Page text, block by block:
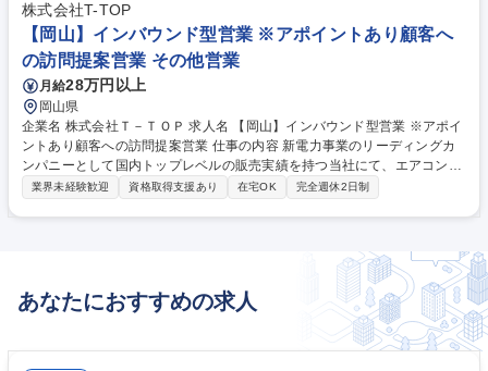
制度を導入しています。 募集職種 【岡山】提案営業 ◎成果が評価に直結
するので早期に年収1000万円目指せる環境
株式会社T-TOP
【岡山】インバウンド型営業 ※アポイントあり顧客へ
の訪問提案営業 その他営業
月給28万円以上
岡山県
企業名 株式会社Ｔ－ＴＯＰ 求人名 【岡山】インバウンド型営業 ※アポイ
ントあり顧客への訪問提案営業 仕事の内容 新電力事業のリーディングカ
ンパニーとして国内トップレベルの販売実績を持つ当社にて、エアコンや
給湯器の無料メンテナンスを担当しますが、それをフックに太陽光発電の
いきます。協力し合う社風に加え、社内でノウハウ共有がありトークスク
リプトも用意されております。そのため再現性高く成果を出しやすい環境
です。またがんばった分だけ評価に直結する制度を導入しています。 募集
職種 【岡山】インバウンド型営業 ※アポイントあり顧客への訪問提案営
業界未経験歓迎 資格取得支援あり 在宅OK 完全週休2日制
あなたにおすすめの求人